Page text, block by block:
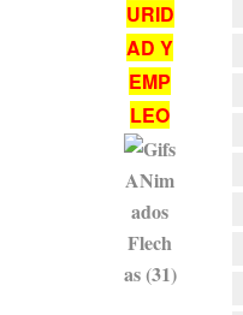
URID
AD Y
EMP
LEO